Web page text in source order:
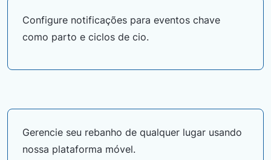
Configure notificações para eventos chave
como parto e ciclos de cio.
Gerencie seu rebanho de qualquer lugar usando
nossa plataforma móvel.